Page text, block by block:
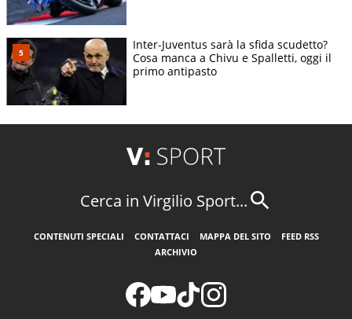
Inter-Juventus sarà la sfida scudetto?
Cosa manca a Chivu e Spalletti, oggi il
primo antipasto
Cerca in Virgilio Sport...
CONTENUTI SPECIALI CONTATTACI MAPPA DEL SITO
FEED RSS
ARCHIVIO